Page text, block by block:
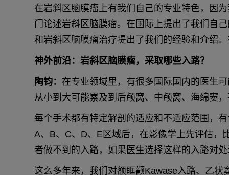
在岩斜区脑膜瘤上有我们自己的专业特色，因
门论述岩斜区脑膜瘤。在国际上提出了我们自
和岩斜区脑膜瘤治疗提出了我们的经验和介绍
神外前沿：岩斜区脑膜瘤，采取哪些入路？
陶钧： 在专业领域里，有很多国际国内的医生
从小到大可能累及到后颅窝、中颅窝、海绵窦
每个手术都有特定解剖的适应和不适应范围，
A、B、C、D、E区域后，在影像学上先评估，
者做不到的入路，如果医生选择这样的入路对
这么多年来，我们对额眶颧Kawase入路、乙